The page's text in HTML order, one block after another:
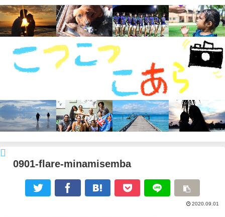
0901-flare-minamisemba
2020.09.01